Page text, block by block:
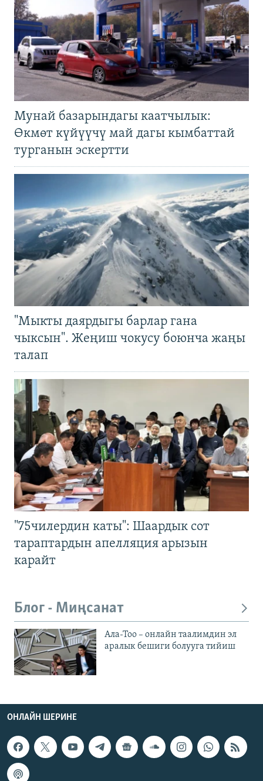
Мунай базарындагы каатчылык:
Өкмөт күйүүчү май дагы кымбаттай
турганын эскертти
"Мыкты даярдыгы барлар гана
чыксын". Жеңиш чокусу боюнча жаңы
талап
"75чилердин каты": Шаардык сот
тараптардын апелляция арызын
карайт
Блог - Миңсанат
Ала-Тоо – онлайн таалимдин эл
аралык бешиги болууга тийиш
ОНЛАЙН ШЕРИНЕ